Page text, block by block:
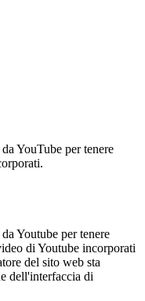
YouTube per tenere
Youtube per tenere
di Youtube incorporati
del sito web sta
dell'interfaccia di